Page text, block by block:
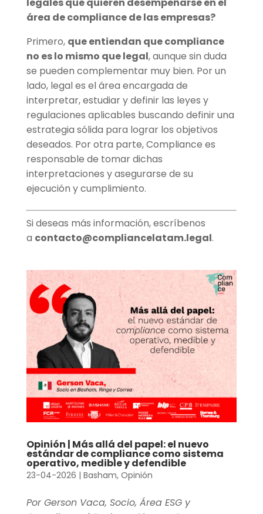
legales que quieren desempeñarse en el
área de compliance de las empresas?
Primero, que entiendan que compliance
no es lo mismo que legal, aunque sin duda
se pueden complementar muy bien. Por un
lado, legal es el área encargada de
interpretar, estudiar y definir las leyes y
regulaciones aplicables buscando definir una
estrategia sólida para lograr los objetivos
deseados. Por otra parte, Compliance es
responsable de tomar dichas
interpretaciones y asegurarse de su
ejecución y cumplimiento.
Si deseas más información, escríbenos
a contacto@compliancelatam.legal.
Opinión | Más allá del papel: el nuevo
estándar de compliance como sistema
operativo, medible y defendible
23-04-2026 | Basham, Opinión
Por Gerson Vaca, Socio, Área ESG y